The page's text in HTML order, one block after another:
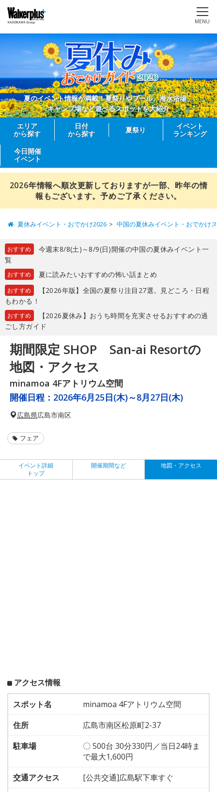
MENU
夏のイベント情報が満載！夏祭りやプール、海水浴場、
キャンプ場など遊べるスポットを大紹介
エリア
から探す
日付
から探す
夏祭り
イベント
ランキング
今日開催
イベント
2026年情報へ順次更新しておりますが一部、昨年の情
報もございます。予めご了承ください。
夏休みイベント・おでかけ2026 中国の夏休みイベント・おでかけ
おすすめ
今週末8/8(土)～8/9(日)開催の中国の夏休みイベント一
覧
おすすめ 夏に読みたいおすすめの怖い話まとめ
おすすめ
【2026年版】全国の夏祭り注目27選。見どころ・日程
もわかる！
おすすめ
【2026夏休み】おうち時間を充実させるおすすめの過
ごし方ガイド
期間限定 SHOP San-ai Resortの
地図・アクセス
minamoa 4Fアトリウム空間
開催日程： 2026年6月25日(木)～8月27日(木)
広島県広島市南区
フェア
イベント詳細
トップ
開催期間など 地図・アクセス
アクセス情報
スポット名
minamoa 4Fアトリウム空間
住所
広島市南区松原町2-37
駐車場
〇 500台 30分330円／当日24時ま
で最大1,600円
交通アクセス
[公共交通]広島駅下車すぐ